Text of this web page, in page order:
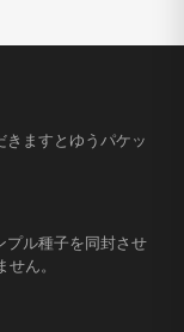
ますとゆうパケッ
プル種子を同封させ
ん。